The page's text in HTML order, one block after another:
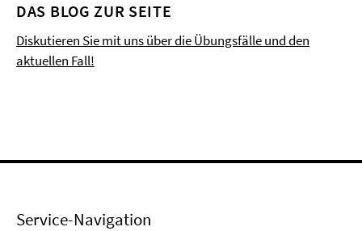
DAS BLOG ZUR SEITE
Diskutieren Sie mit uns über die Übungsfälle und den
aktuellen Fall!
Service-Navigation